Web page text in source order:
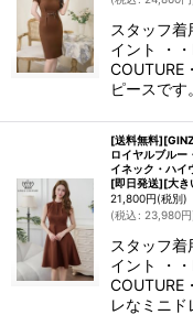
スタッフ
イント ・
COUTURE
ピースで
[送料無料
ロイヤルブルー
イネック・ハイ
[即日発送][大き
21,800円(税別)
(税込 : 23,980円
スタッフ
イント ・
COUTURE
レなミニ